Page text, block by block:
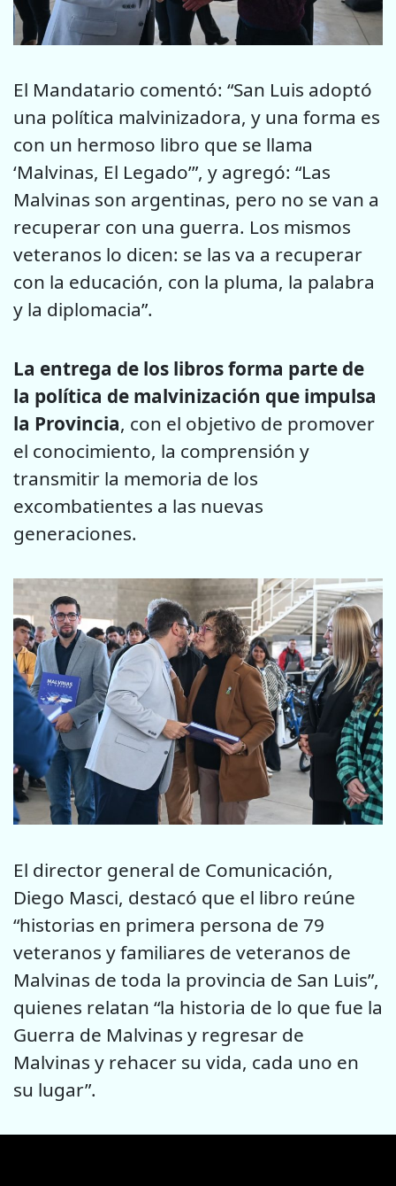
El Mandatario comentó: “San Luis adoptó
una política malvinizadora, y una forma es
con un hermoso libro que se llama
‘Malvinas, El Legado’”, y agregó: “Las
Malvinas son argentinas, pero no se van a
recuperar con una guerra. Los mismos
veteranos lo dicen: se las va a recuperar
con la educación, con la pluma, la palabra
y la diplomacia”.
La entrega de los libros forma parte de
la política de malvinización que impulsa
la Provincia, con el objetivo de promover
el conocimiento, la comprensión y
transmitir la memoria de los
excombatientes a las nuevas
generaciones.
El director general de Comunicación,
Diego Masci, destacó que el libro reúne
“historias en primera persona de 79
veteranos y familiares de veteranos de
Malvinas de toda la provincia de San Luis”,
quienes relatan “la historia de lo que fue la
Guerra de Malvinas y regresar de
Malvinas y rehacer su vida, cada uno en
su lugar”.